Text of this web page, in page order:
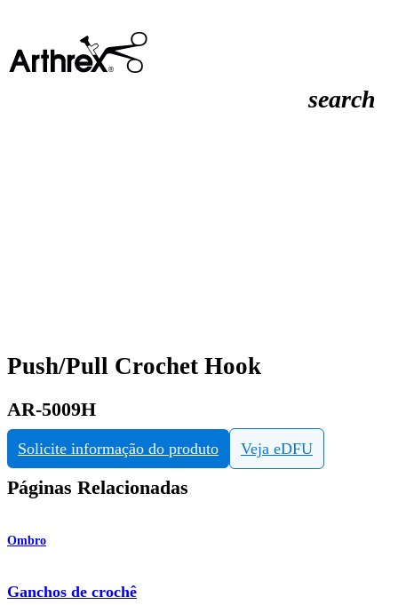
search
Push/Pull Crochet Hook
AR-5009H
Solicite informação do produto Veja eDFU
Páginas Relacionadas
Ombro
Ganchos de crochê